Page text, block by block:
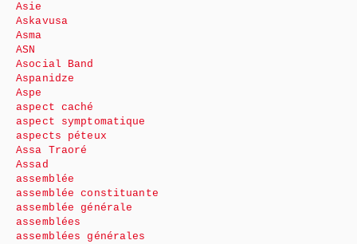
Asie
Askavusa
Asma
ASN
Asocial Band
Aspanidze
Aspe
aspect caché
aspect symptomatique
aspects péteux
Assa Traoré
Assad
assemblée
assemblée constituante
assemblée générale
assemblées
assemblées générales